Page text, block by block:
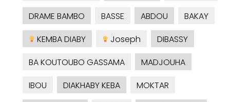
DRAME BAMBO
BASSE ABDOU
BAKAY
KEMBA DIABY
Joseph
DIBASSY
BA KOUTOUBO GASSAMA
MADJOUHA
IBOU
DIAKHABY KEBA
MOKTAR